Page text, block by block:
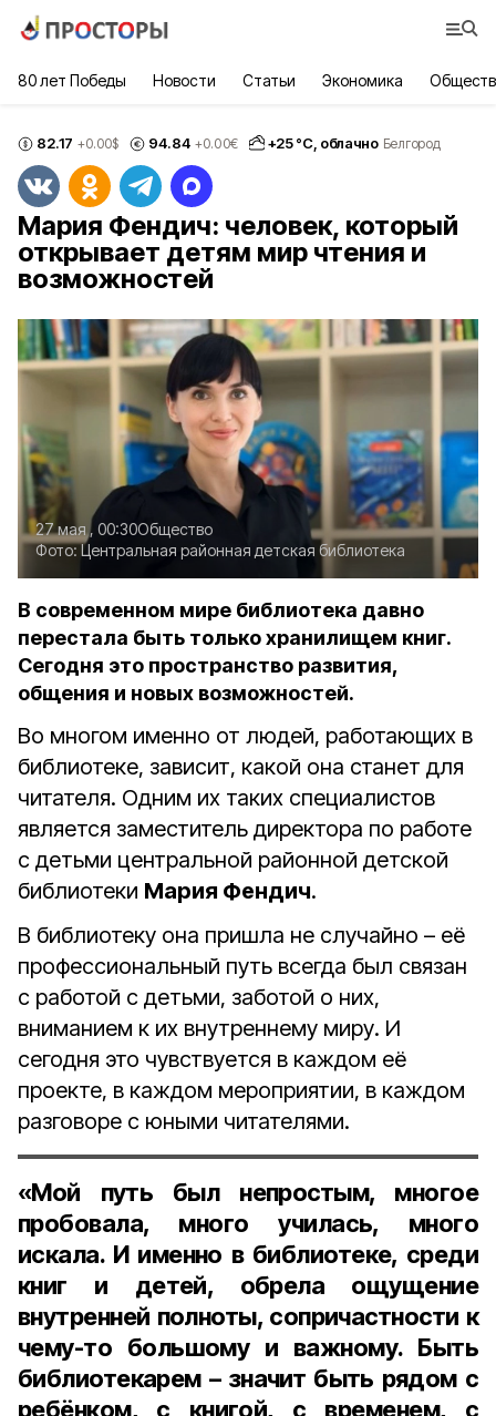
80 лет Победы Новости Статьи Экономика
82.17 +0.00$ 94.84 +0.00€ +25°С, облачно Белгород
Мария Фендич: человек, который
открывает детям мир чтения и
возможностей
27 мая , 00:30Общество
Фото:Центральная районная детская библиотека
В современном мире библиотека давно
перестала быть только хранилищем книг.
Сегодня это пространство развития,
общения и новых возможностей.
Во многом именно от людей, работающих в
библиотеке, зависит, какой она станет для
читателя. Одним их таких специалистов
является заместитель директора по работе
с детьми центральной районной детской
библиотеки Мария Фендич.
В библиотеку она пришла не случайно – её
профессиональный путь всегда был связан
с работой с детьми, заботой о них,
вниманием к их внутреннему миру. И
сегодня это чувствуется в каждом её
проекте, в каждом мероприятии, в каждом
разговоре с юными читателями.
«Мой путь был непростым, многое
пробовала, много училась, много
искала. И именно в библиотеке, среди
книг и детей, обрела ощущение
внутренней полноты, сопричастности к
чему-то большому и важному. Быть
библиотекарем – значит быть рядом с
ребёнком, с книгой, с временем, с